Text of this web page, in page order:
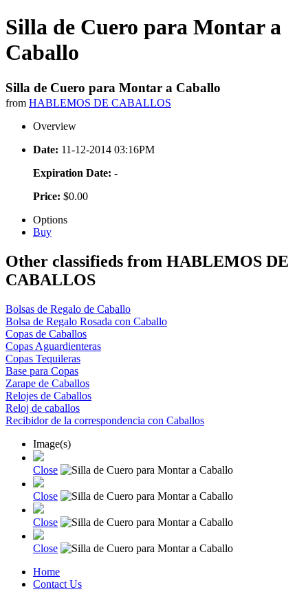
Silla de Cuero para Montar a
Caballo
Silla de Cuero para Montar a Caballo
from HABLEMOS DE CABALLOS
Overview
Date: 11-12-2014 03:16PM
Expiration Date: -
Price: $0.00
Options
Buy
Other classifieds from HABLEMOS DE
CABALLOS
Bolsas de Regalo de Caballo
Bolsa de Regalo Rosada con Caballo
Copas de Caballos
Copas Aguardienteras
Copas Tequileras
Base para Copas
Zarape de Caballos
Relojes de Caballos
Reloj de caballos
Recibidor de la correspondencia con Caballos
Image(s)
Close
Close
Close
Close
Home
Contact Us